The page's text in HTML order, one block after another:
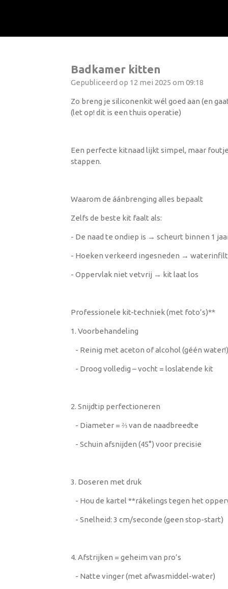
Badkamer kitten
Gepubliceerd op 12 mei 2025 om 09:18
Zo breng je siliconenkit wél goed aan (en
(let op! dit is een thuis operatie)
Een perfecte kitnaad lijkt simpel, maar
stappen.
Waarom de áánbrenging alles bepaalt
Zelfs de beste kit faalt als:
- De naad te ondiep is → scheurt binnen 1
- Hoeken verkeerd ingesneden →
- Oppervlak niet vetvrij → kit laat los
Professionele kit-techniek (met foto’s)**
1. Voorbehandeling
- Reinig met aceton of alcohol (géén water!)
- Droog volledig – vocht = loslatende kit
2. Snijdtip perfectioneren
- Diameter = ⅔ van de naadbreedte
- Schuin afsnijden (45°) voor precisie
3. Doseren met druk
- Hou de kartel **rákelings tegen het
- Snelheid: 3 cm/seconde (geen stop-start)
4. Afstrijken = geheim van pro’s
- Natte vinger (met afwasmiddel-water)